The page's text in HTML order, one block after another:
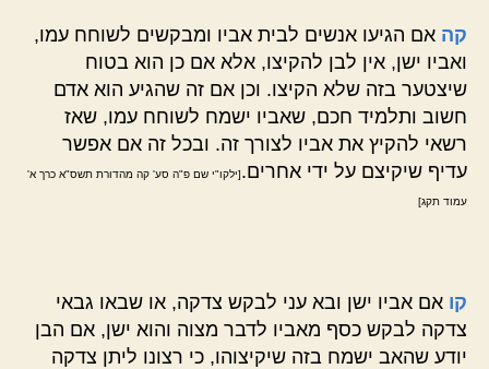
קה אם הגיעו אנשים לבית אביו ומבקשים לשוחח עמו,
ואביו ישן, אין לבן להקיצו, אלא אם כן הוא בטוח
שיצטער בזה שלא הקיצו. וכן אם זה שהגיע הוא אדם
חשוב ותלמיד חכם, שאביו ישמח לשוחח עמו, שאז
רשאי להקיץ את אביו לצורך זה. ובכל זה אם אפשר
עדיף שיקיצם על ידי אחרים.[ילקו"י שם פ"ה סע' קה מהדורת תשס"א כרך א'
עמוד תקג]
קו אם אביו ישן ובא עני לבקש צדקה, או שבאו גבאי
צדקה לבקש כסף מאביו לדבר מצוה והוא ישן, אם הבן
יודע שהאב ישמח בזה שיקיצוהו, כי רצונו ליתן צדקה